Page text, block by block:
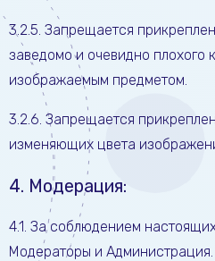
3.2.5. Запрещается
заведомо и очевидно плохого
изображаемым предметом.
3.2.6. Запрещается
изменяющих цвета
4. Модерация:
4.1. За соблюдением
Модераторы и